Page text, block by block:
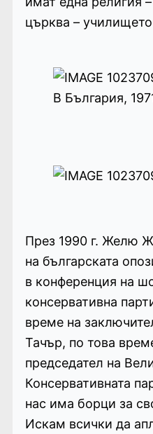
църква –
В България,
През 1990 г. Желю
на българската
в конференция на
консервативна
време на
Тачър, по това
председател на
Консервативната
нас има борци за
Искам всички да